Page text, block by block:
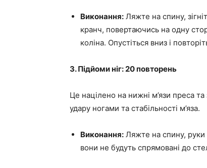
Виконання: Ляжте на спину,
кранч, повертаючись на одну
коліна. Опустіться вниз і
3. Підйоми ніг: 20 повторень
Це націлено на нижні м’язи преса
удару ногами та стабільності м’яза.
Виконання: Ляжте на спину, руки
вони не будуть спрямовані до